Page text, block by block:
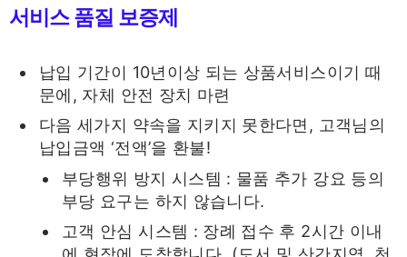
서비스 품질 보증제
납입 기간이 10년이상 되는 상품서비스이기 때
문에, 자체 안전 장치 마련
다음 세가지 약속을 지키지 못한다면, 고객님의
납입금액 ‘전액’을 환불!
부당행위 방지 시스템 : 물품 추가 강요 등의
부당 요구는 하지 않습니다.
고객 안심 시스템 : 장례 접수 후 2시간 이내